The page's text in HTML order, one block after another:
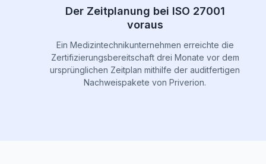
Der Zeitplanung bei ISO 27001
voraus
Ein Medizintechnikunternehmen erreichte die
Zertifizierungsbereitschaft drei Monate vor dem
ursprünglichen Zeitplan mithilfe der auditfertigen
Nachweispakete von Priverion.